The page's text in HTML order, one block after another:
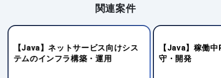
関連案件
【Java】ネットサービス向けシス
テムのインフラ構築・運用
【Java】稼働
守・開発